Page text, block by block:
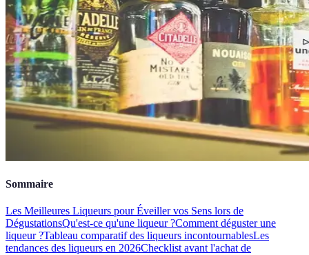
Sommaire
Les Meilleures Liqueurs pour Éveiller vos Sens lors de
DégustationsQu'est-ce qu'une liqueur ?Comment déguster une
liqueur ?Tableau comparatif des liqueurs incontournablesLes
tendances des liqueurs en 2026Checklist avant l'achat de